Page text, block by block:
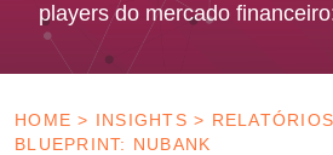
players do mercado
HOME > INSIGHTS > RELATÓRIOS
BLUEPRINT: NUBANK